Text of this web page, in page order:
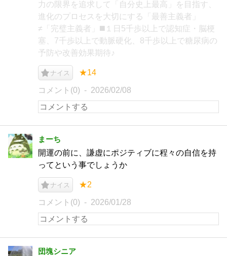
力の限界を追求して「自分史上最高」を目指す、
進化のプロセスを大切にする「最善主義者」
≠「完璧主義者」◼️１日5千歩以上で認知症・脳梗
塞、7千歩以上で動脈硬化、8千歩以上で糖尿病の
予防や改善効果期待♪
ナイス ★14
コメント(0) 2026/02/08
まーち
開運の前に、謙虚にポジティブに程々の自信を持
ってという事でしょうか
ナイス ★2
コメント(0) 2026/01/28
団塊シニア